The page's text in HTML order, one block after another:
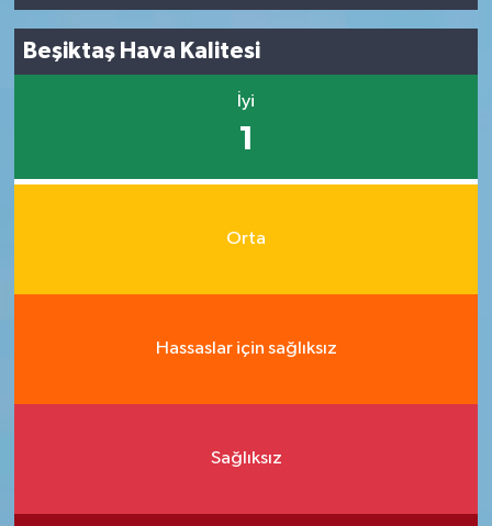
Beşiktaş Hava Kalitesi
İyi
1
Orta
Hassaslar için sağlıksız
Sağlıksız